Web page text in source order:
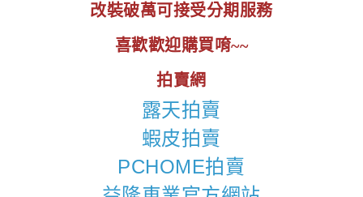
改裝破萬可接受分期服務
喜歡歡迎購買唷~~
拍賣網
露天拍賣
蝦皮拍賣
PCHOME拍賣